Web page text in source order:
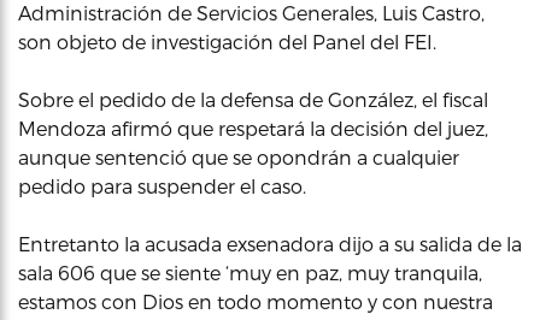
Administración de Servicios Generales, Luis Castro,
son objeto de investigación del Panel del FEI.
Sobre el pedido de la defensa de González, el fiscal
Mendoza afirmó que respetará la decisión del juez,
aunque sentenció que se opondrán a cualquier
pedido para suspender el caso.
Entretanto la acusada exsenadora dijo a su salida de la
sala 606 que se siente ‘muy en paz, muy tranquila,
estamos con Dios en todo momento y con nuestra